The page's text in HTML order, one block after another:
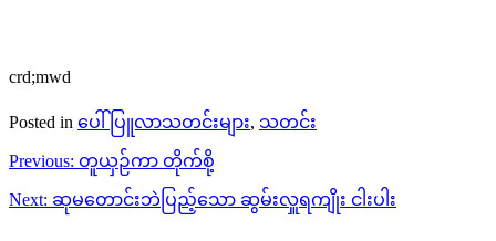
crd;mwd
Posted in ပေါ်ပြူလာသတင်းများ, သတင်း
Post
navigation
Previous: တူယှဉ်ကာ တိုက်စို့
Next: ဆုမတောင်းဘဲပြည့်သော ဆွမ်းလှူရကျိုး ငါးပါး